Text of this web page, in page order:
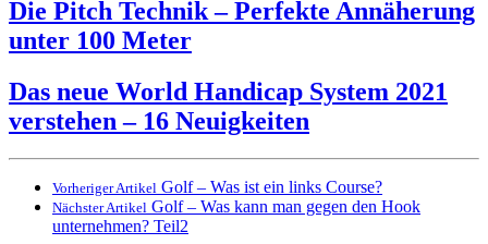
Die Pitch Technik – Perfekte Annäherung
unter 100 Meter
Das neue World Handicap System 2021
verstehen – 16 Neuigkeiten
Vorheriger Artikel Golf – Was ist ein links Course?
Nächster Artikel Golf – Was kann man gegen den Hook
unternehmen? Teil2